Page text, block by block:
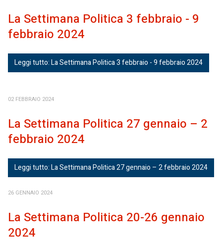
La Settimana Politica 3 febbraio - 9
febbraio 2024
Leggi tutto: La Settimana Politica 3 febbraio - 9 febbraio 2024
02 FEBBRAIO 2024
La Settimana Politica 27 gennaio – 2
febbraio 2024
Leggi tutto: La Settimana Politica 27 gennaio – 2 febbraio 2024
26 GENNAIO 2024
La Settimana Politica 20-26 gennaio
2024